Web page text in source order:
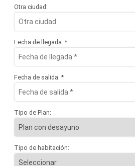
Otra ciudad:
Fecha de llegada: *
Fecha de salida: *
Tipo de Plan:
Tipo de habitación: